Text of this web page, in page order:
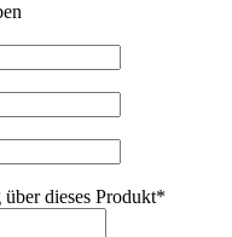
dieses Produkt*